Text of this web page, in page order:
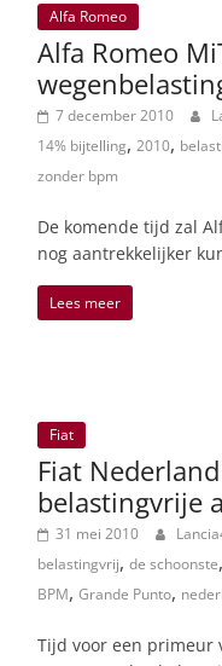
Alfa Romeo
Alfa Romeo
7 december 2010
14% bijtelling, 2010,
zonder bpm
De komende tijd zal
nog aantrekkelijker
Lees meer
Fiat
Fiat
belastingvrije
31 mei 2010
belastingvrij, de schoonste,
BPM, Grande Punto,
Tijd voor een primeur